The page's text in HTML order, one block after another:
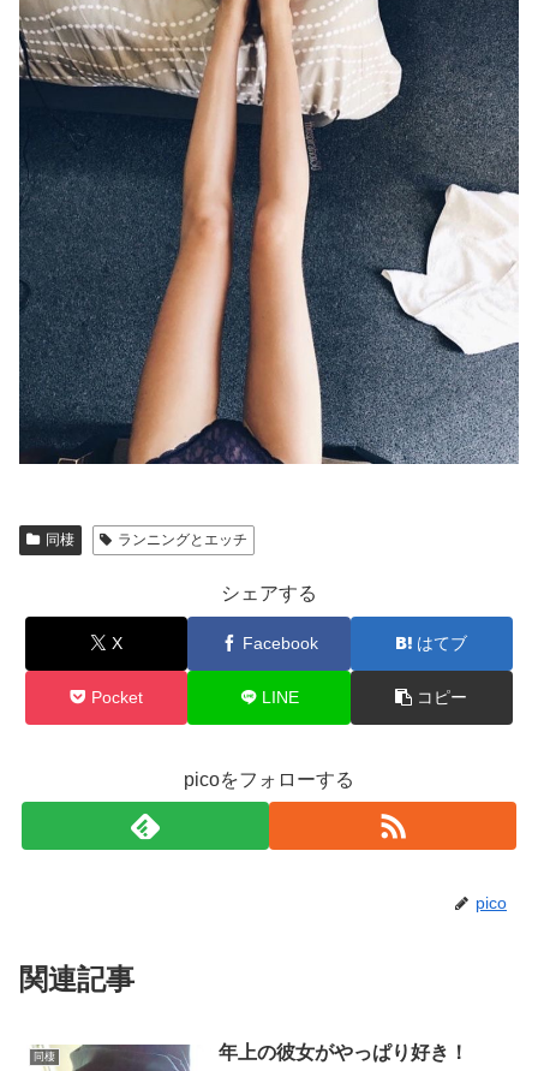
同棲 ランニングとエッチ
シェアする
X Facebook はてブ
Pocket LINE コピー
picoをフォローする
pico
関連記事
同棲 年上の彼女がやっぱり好き！